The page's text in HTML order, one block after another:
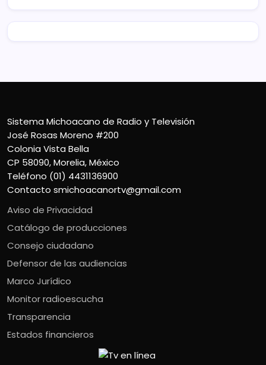
Sistema Michoacano de Radio y Televisión
José Rosas Moreno #200
Colonia Vista Bella
CP 58090, Morelia, México
Teléfono (01) 4431136900
Contacto smichoacanortv@gmail.com
Aviso de Privacidad
Catálogo de producciones
Consejo ciudadano
Defensor de las audiencias
Marco Jurídico
Monitor radioescucha
Transparencia
Estados financieros